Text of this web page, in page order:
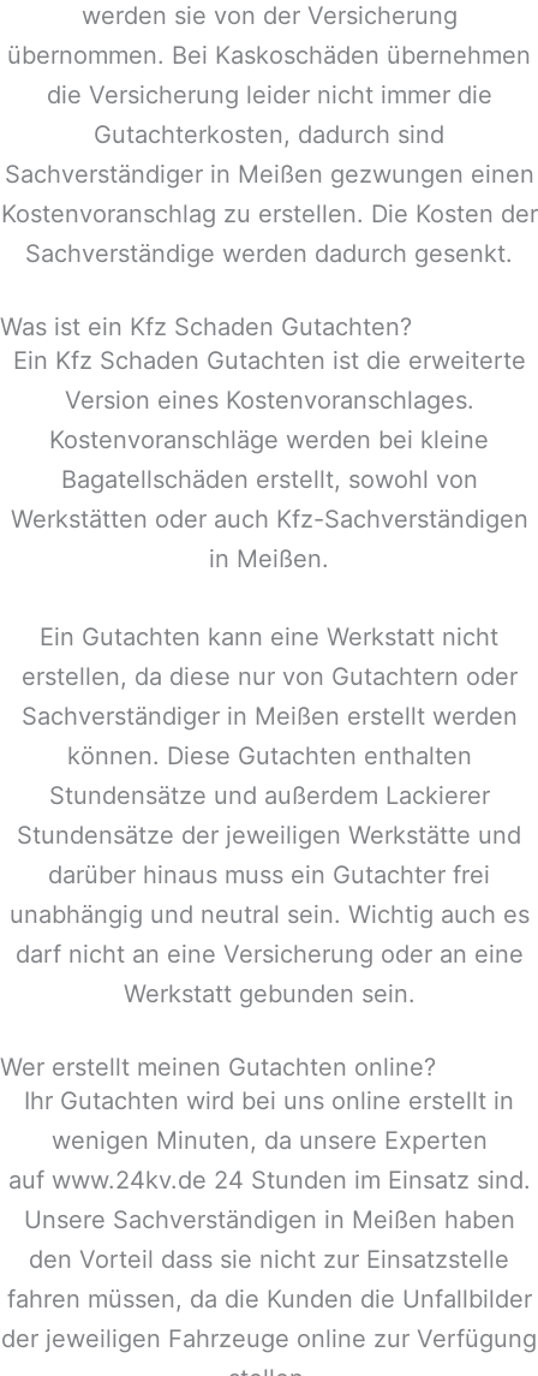
werden sie von der Versicherung
übernommen. Bei Kaskoschäden übernehmen
die Versicherung leider nicht immer die
Gutachterkosten, dadurch sind
Sachverständiger in Meißen gezwungen einen
Kostenvoranschlag zu erstellen. Die Kosten der
Sachverständige werden dadurch gesenkt.
Was ist ein Kfz Schaden Gutachten?
Ein Kfz Schaden Gutachten ist die erweiterte
Version eines Kostenvoranschlages.
Kostenvoranschläge werden bei kleine
Bagatellschäden erstellt, sowohl von
Werkstätten oder auch Kfz-Sachverständigen
in Meißen.
Ein Gutachten kann eine Werkstatt nicht
erstellen, da diese nur von Gutachtern oder
Sachverständiger in Meißen erstellt werden
können. Diese Gutachten enthalten
Stundensätze und außerdem Lackierer
Stundensätze der jeweiligen Werkstätte und
darüber hinaus muss ein Gutachter frei
unabhängig und neutral sein. Wichtig auch es
darf nicht an eine Versicherung oder an eine
Werkstatt gebunden sein.
Wer erstellt meinen Gutachten online?
Ihr Gutachten wird bei uns online erstellt in
wenigen Minuten, da unsere Experten
auf www.24kv.de 24 Stunden im Einsatz sind.
Unsere Sachverständigen in Meißen haben
den Vorteil dass sie nicht zur Einsatzstelle
fahren müssen, da die Kunden die Unfallbilder
der jeweiligen Fahrzeuge online zur Verfügung